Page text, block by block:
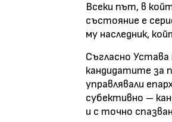
Всеки път, в
състояние е
му наследник,
Съгласно
кандидатите за
управлявали
субективно –
и с точно